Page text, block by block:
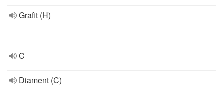
Grafit (H)
C
Diament (C)